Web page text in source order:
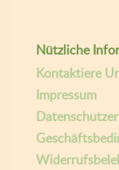
Nützliche
Kontaktiere
Impressum